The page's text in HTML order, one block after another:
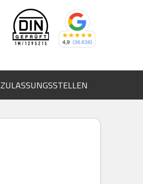
ZULASSUNGSSTELLEN